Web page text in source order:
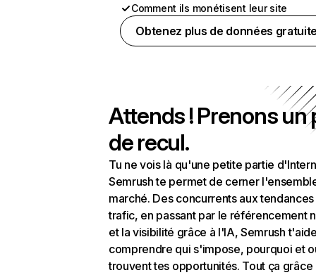
Comment ils monétisent leur site
Obtenez plus de données
Attends ! Prenons un
de recul.
Tu ne vois là qu'une petite partie
Semrush te permet de cerner
marché. Des concurrents aux
trafic, en passant par le référencement
et la visibilité grâce à l'IA, Semrush
comprendre qui s'impose, pourquoi et
trouvent tes opportunités. Tout ça grâce